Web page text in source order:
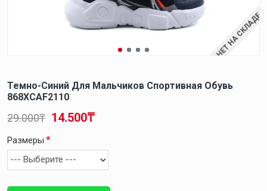
НЕТ НА СКЛАДЕ
Темно-Синий Для Мальчиков Спортивная Обувь
868XCAF2110
14.500₸
29.000₸
Размеры